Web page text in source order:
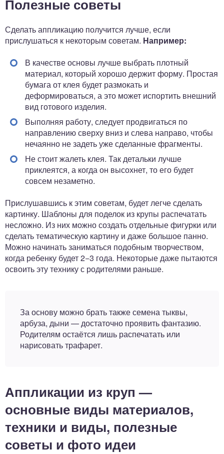
Полезные советы
Сделать аппликацию получится лучше, если
прислушаться к некоторым советам. Например:
В качестве основы лучше выбрать плотный
материал, который хорошо держит форму. Простая
бумага от клея будет размокать и
деформироваться, а это может испортить внешний
вид готового изделия.
Выполняя работу, следует продвигаться по
направлению сверху вниз и слева направо, чтобы
нечаянно не задеть уже сделанные фрагменты.
Не стоит жалеть клея. Так детальки лучше
приклеятся, а когда он высохнет, то его будет
совсем незаметно.
Прислушавшись к этим советам, будет легче сделать
картинку. Шаблоны для поделок из крупы распечатать
несложно. Из них можно создать отдельные фигурки или
сделать тематическую картину и даже большое панно.
Можно начинать заниматься подобным творчеством,
когда ребенку будет 2−3 года. Некоторые даже пытаются
освоить эту технику с родителями раньше.
За основу можно брать также семена тыквы,
арбуза, дыни — достаточно проявить фантазию.
Родителям остаётся лишь распечатать или
нарисовать трафарет.
Аппликации из круп —
основные виды материалов,
техники и виды, полезные
советы и фото идеи